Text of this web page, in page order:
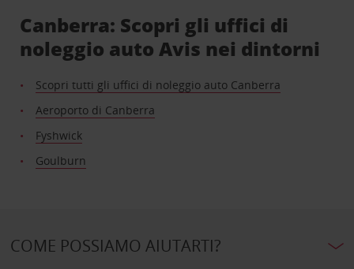
Canberra: Scopri gli uffici di
noleggio auto Avis nei dintorni
Scopri tutti gli uffici di noleggio auto Canberra
Aeroporto di Canberra
Fyshwick
Goulburn
COME POSSIAMO AIUTARTI?